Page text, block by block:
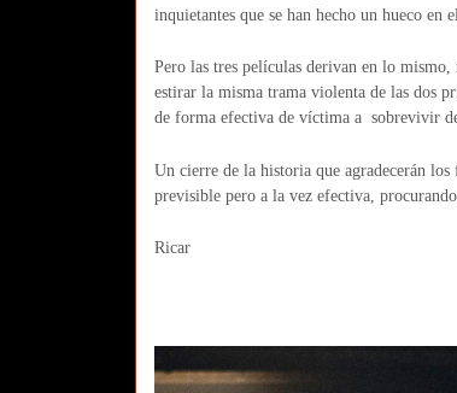
inquietantes que se han hecho un hueco en
Pero las tres películas derivan en lo
estirar la misma trama violenta de las dos
de forma efectiva de víctima a sobrevivir
Un cierre de la historia que agradecerán
previsible pero a la vez efectiva,
Ricar